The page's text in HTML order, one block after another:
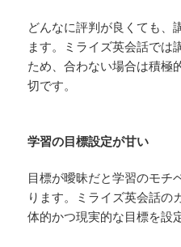
どんなに評判が良くても、
ます。ミライズ英会話では
ため、合わない場合は積極
切です。
学習の目標設定が甘い
目標が曖昧だと学習のモチ
ります。ミライズ英会話の
体的かつ現実的な目標を設